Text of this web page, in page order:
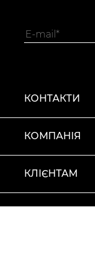
КОНТАКТИ
КОМПАНІЯ
КЛІЄНТАМ